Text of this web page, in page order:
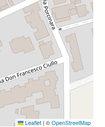
Leaflet | ©OpenStreetMap